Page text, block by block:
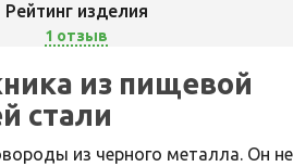
Рейтинг изделия
1 отзыв
из пищевой
стали
из черного металла. Он не